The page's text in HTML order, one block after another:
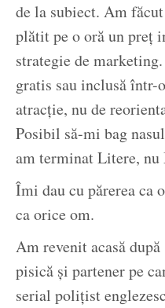
de la subiect. Am
plătit pe o oră un preț
strategie de
gratis sau inclusă într-
atracție, nu de
Posibil să-mi bag
am terminat Litere,
Îmi dau cu părerea ca
ca orice om.
Am revenit acasă
pisică și partener pe
serial polițist